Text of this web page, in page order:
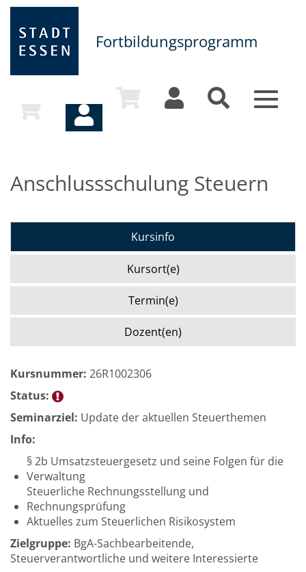
Fortbildungsprogramm
Toggle
Anschlussschulung Steuern
Kursinfo
Kursort(e)
Termin(e)
Dozent(en)
Kursnummer: 26R1002306
Status:
Seminarziel: Update der aktuellen Steuerthemen
Info:
§ 2b Umsatzsteuergesetz und seine Folgen für die
Verwaltung
Steuerliche Rechnungsstellung und
Rechnungsprüfung
Aktuelles zum Steuerlichen Risikosystem
Zielgruppe: BgA-Sachbearbeitende,
Steuerverantwortliche und weitere Interessierte